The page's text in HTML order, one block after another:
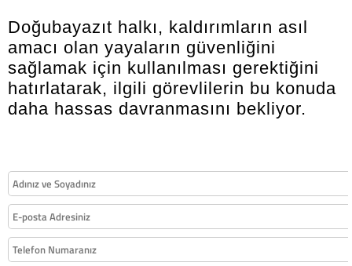
Doğubayazıt halkı, kaldırımların asıl
amacı olan yayaların güvenliğini
sağlamak için kullanılması gerektiğini
hatırlatarak, ilgili görevlilerin bu konuda
daha hassas davranmasını bekliyor.